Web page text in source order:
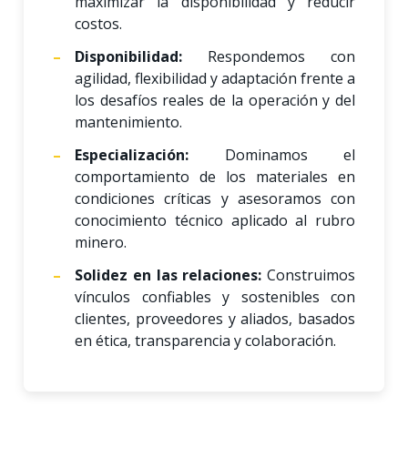
costos.
Disponibilidad: Respondemos con
agilidad, flexibilidad y adaptación frente a
los desafíos reales de la operación y del
mantenimiento.
Especialización: Dominamos el
comportamiento de los materiales en
condiciones críticas y asesoramos con
conocimiento técnico aplicado al rubro
minero.
Solidez en las relaciones: Construimos
vínculos confiables y sostenibles con
clientes, proveedores y aliados, basados
en ética, transparencia y colaboración.